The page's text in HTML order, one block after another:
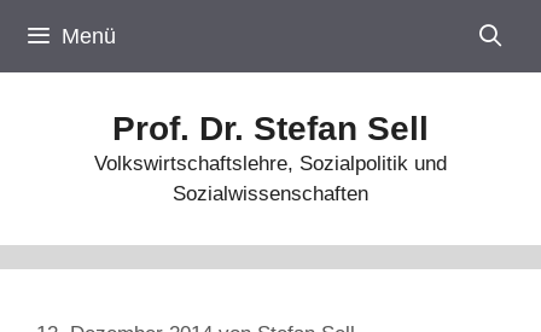
Inhalt
springen
Menü
Prof. Dr. Stefan Sell
Volkswirtschaftslehre, Sozialpolitik und
Sozialwissenschaften